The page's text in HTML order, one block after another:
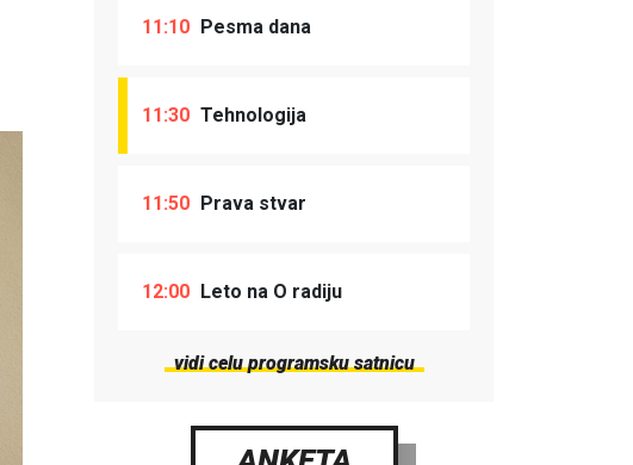
11:10 Pesma dana
11:30 Tehnologija
11:50 Prava stvar
12:00 Leto na O radiju
vidi celu programsku satnicu